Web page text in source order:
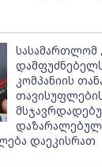
სასამართლომ
კომპანიის
დაეკისრათ